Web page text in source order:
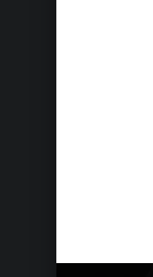
Post navigation